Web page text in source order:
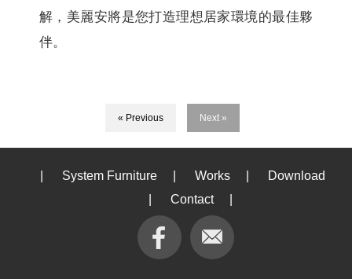
解，美麗安將是您打造理想居家環境的最佳夥
伴。
« Previous Next »
System Furniture Works
Download
Contact